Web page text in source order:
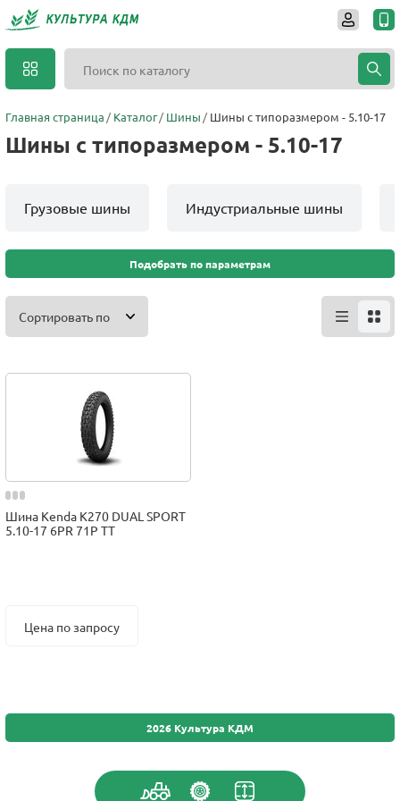
Главная страница Каталог Шины Шины с типоразмером - 5.10-17
Шины с типоразмером - 5.10-17
Грузовые шины Индустриальные шины
Подобрать по параметрам
Сортировать по
Шина Kenda K270 DUAL SPORT
5.10-17 6PR 71P TT
Цена по запросу
2026 Культура КДМ